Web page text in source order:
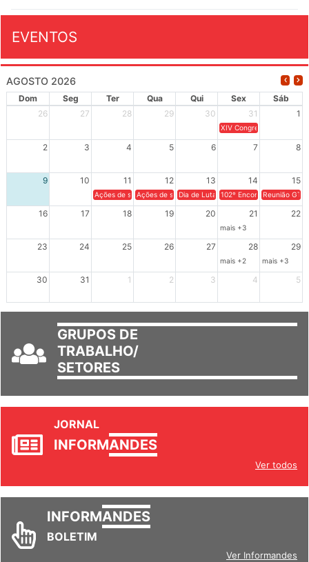
EVENTOS
AGOSTO 2026
Dom Seg Ter Qua Qui Sex
Sáb
26
27 28 29 30 31 1
XIV Congresso Brasileiro
2 3 4 5 6 7 8
9 10 11 12 13 14 15
Ações de solidariedade a Cuba no Rio Grande do Sul - 100
Ações de solidariedade a Cuba no Rio Grande do
Dia de Luta em Defesa de Cuba e da
102º Encontro da
Reunião
16 17 18 19 20 21 22
mais +3
23 24 25 26 27 28 29
mais +2 mais +3
30 31 1 2 3 4 5
GRUPOS DE
TRABALHO/
SETORES
JORNAL
INFORMANDES
Ver todos
INFORMANDES
BOLETIM
Ver Informandes